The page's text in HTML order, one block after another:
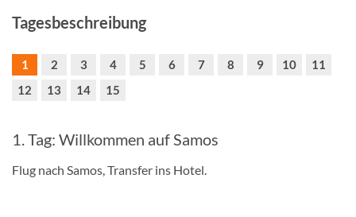
Tagesbeschreibung
1 2 3 4 5 6 7 8 9 10
11
12
13 14 15
1. Tag: Willkommen auf Samos
Flug nach Samos, Transfer ins Hotel.